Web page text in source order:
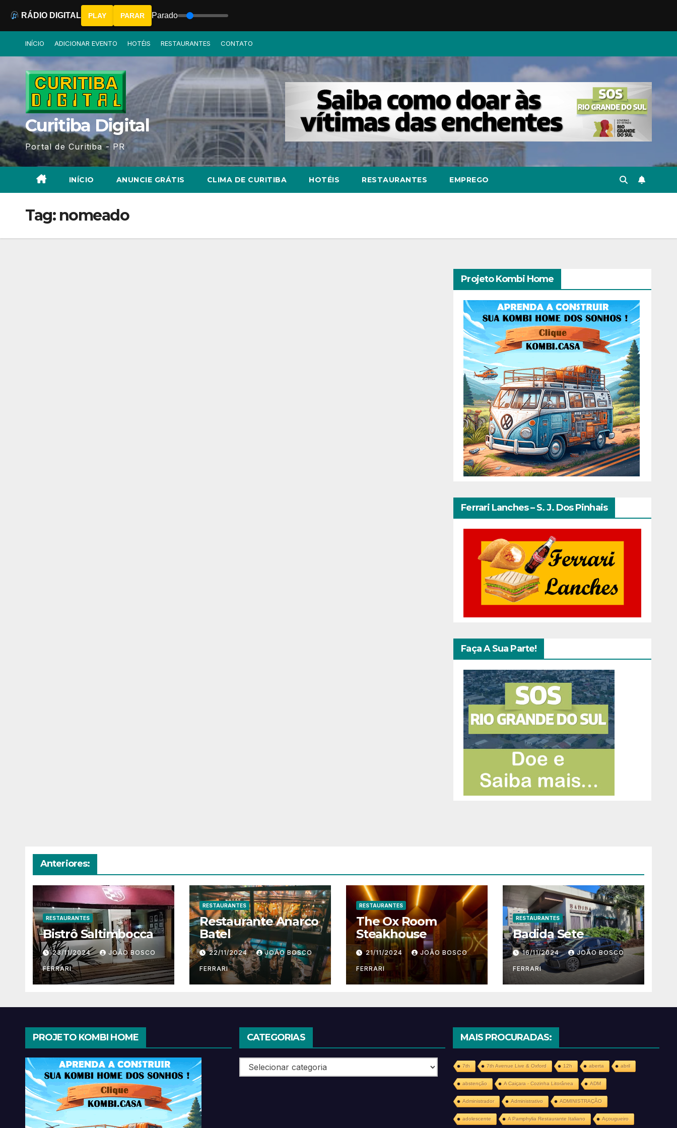
INÍCIO ADICIONAR EVENTO HOTÉIS RESTAURANTES CONTATO
Curitiba Digital
Portal de Curitiba - PR
INÍCIO ANUNCIE GRÁTIS CLIMA DE CURITIBA HOTÉIS RESTAURANTES EMPREGO
Tag: nomeado
Projeto Kombi Home
Ferrari Lanches – S. J. Dos Pinhais
Faça A Sua Parte!
Anteriores:
RESTAURANTES
Bistrô Saltimbocca
23/11/2024 JOÃO BOSCO
FERRARI
RESTAURANTES
Restaurante Anarco
Batel
22/11/2024 JOÃO BOSCO
FERRARI
RESTAURANTES
The Ox Room
Steakhouse
21/11/2024 JOÃO BOSCO
FERRARI
RESTAURANTES
Badida Sete
16/11/2024 JOÃO BOSCO
FERRARI
PROJETO KOMBI HOME CATEGORIAS
Categorias
MAIS PROCURADAS:
7th 7th Avenue Live & Oxford 12h aberta abril
abstenção A Caiçara - Cozinha Litorânea ADM
Administrador Administrativo ADMINISTRAÇÃO
adolescente A Pamphylia Restaurante Italiano Açougueiro
RÁDIO DIGITAL PLAY PARAR Parado